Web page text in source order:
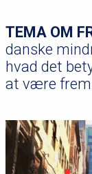
TEMA OM
danske
hvad det
at være